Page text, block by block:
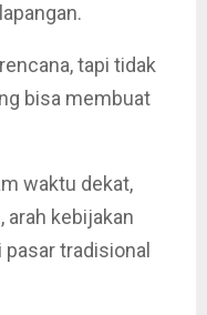
tapi tidak
bisa membuat
waktu dekat,
arah kebijakan
tradisional